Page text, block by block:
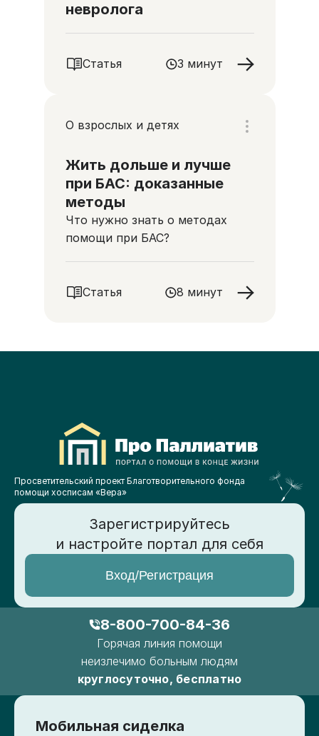
невролога
Статья 3 минут
О взрослых и детях
Жить дольше и лучше
при БАС: доказанные
методы
Что нужно знать о методах
помощи при БАС?
Статья 8 минут
Просветительский проект Благотворительного фонда
помощи хосписам «Вера»
Зарегистрируйтесь
и настройте портал для себя
Вход/Регистрация
8-800-700-84-36
Горячая линия помощи
неизлечимо больным людям
круглосуточно, бесплатно
Мобильная сиделка